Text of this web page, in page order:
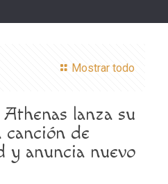
Mostrar todo
lanza su
canción de
y anuncia nuevo